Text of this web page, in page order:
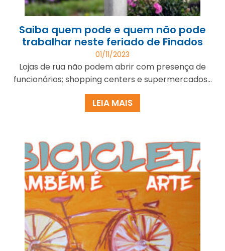
Saiba quem pode e quem não pode
trabalhar neste feriado de Finados
01/11/2023
Lojas de rua não podem abrir com presença de
funcionários; shopping centers e supermercados...
LEIA MAIS